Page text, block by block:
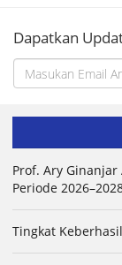
Dapatkan
Prof. Ary
Periode
Tingkat